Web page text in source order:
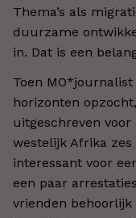
Thema’s als
duurzame
in. Dat is een
Toen
horizonten
uitgeschreven
westelijk Afrika
interessant voor
een paar
vrienden behoorlijk